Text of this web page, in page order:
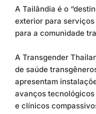
A Tailândia é o
exterior para
para a comunidade
A Transgender
de saúde
apresentam
avanços
e clínicos